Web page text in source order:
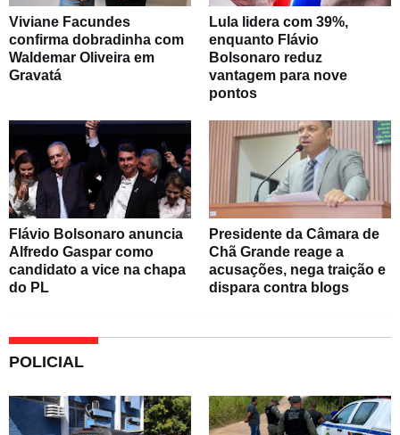
Viviane Facundes
confirma dobradinha com
Waldemar Oliveira em
Gravatá
Lula lidera com 39%,
enquanto Flávio
Bolsonaro reduz
vantagem para nove
pontos
Flávio Bolsonaro anuncia
Alfredo Gaspar como
candidato a vice na chapa
do PL
Presidente da Câmara de
Chã Grande reage a
acusações, nega traição e
dispara contra blogs
POLICIAL